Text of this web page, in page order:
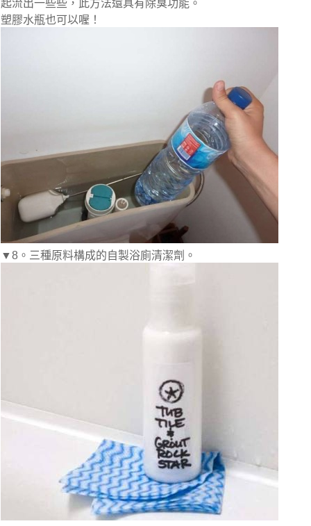
起流出一些些，此方法還具有除臭功能。
塑膠水瓶也可以喔！
▼8。三種原料構成的自製浴廁清潔劑。